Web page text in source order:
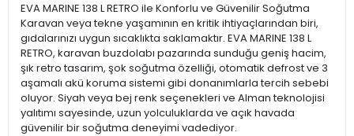
EVA MARINE 138 L RETRO ile Konforlu ve Güvenilir Soğutma
Karavan veya tekne yaşamının en kritik ihtiyaçlarından biri,
gıdalarınızı uygun sıcaklıkta saklamaktır. EVA MARINE 138 L
RETRO, karavan buzdolabı pazarında sunduğu geniş hacim,
şık retro tasarım, şok soğutma özelliği, otomatik defrost ve 3
aşamalı akü koruma sistemi gibi donanımlarla tercih sebebi
oluyor. Siyah veya bej renk seçenekleri ve Alman teknolojisi
yalıtımı sayesinde, uzun yolculuklarda ve açık havada
güvenilir bir soğutma deneyimi vadediyor.